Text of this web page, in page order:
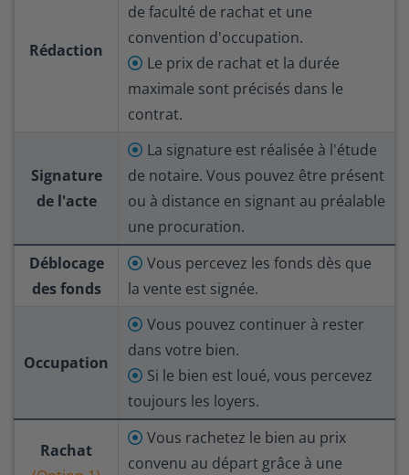
Rédaction
de faculté de rachat et une
convention d'occupation.
Le prix de rachat et la durée
maximale sont précisés dans le
contrat.
Signature
de l'acte
La signature est réalisée à l'étude
de notaire. Vous pouvez être présent
ou à distance en signant au préalable
une procuration.
Déblocage
des fonds
Vous percevez les fonds dès que
la vente est signée.
Occupation
Vous pouvez continuer à rester
dans votre bien.
Si le bien est loué, vous percevez
toujours les loyers.
Rachat
Vous rachetez le bien au prix
convenu au départ grâce à une